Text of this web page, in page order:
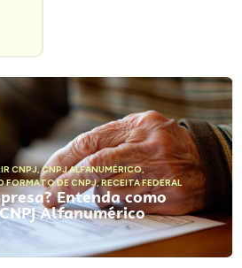
CNPJ,CNPJ ALFANUMÉRICO,
FORMATO DE CNPJ,RECEITA FEDERAL
Entenda como
Alfanumérico